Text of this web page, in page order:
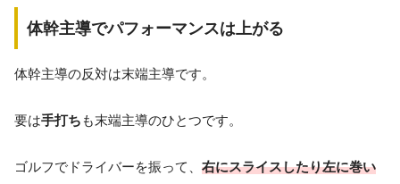
体幹主導でパフォーマンスは上がる
体幹主導の反対は末端主導です。
要は手打ち も末端主導のひとつです。
ゴルフでドライバーを振って、 右にスライスしたり左に巻い